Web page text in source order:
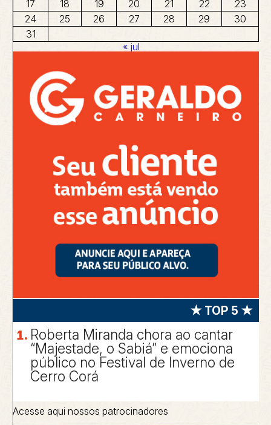
17 18 19 20 21 22
23
24
25 26 27 28 29
30
31
« jul
★ TOP 5 ★
Roberta Miranda chora ao cantar
“Majestade, o Sabiá” e emociona
público no Festival de Inverno de
Cerro Corá
Acesse aqui nossos patrocinadores